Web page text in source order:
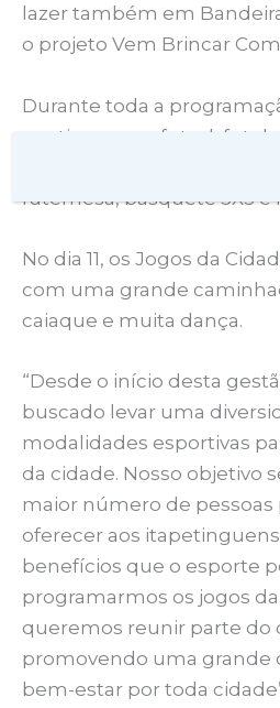
lazer também em
o projeto Vem Brincar
Durante toda a
continua com futsal,
futemesa, basquete 3X3 e
No dia 11, os Jogos da
com uma grande
caiaque e muita dança.
“Desde o início desta
buscado levar uma
modalidades esportivas
da cidade. Nosso objetivo
maior número de pessoas
oferecer aos
benefícios que o esporte
programarmos os jogos
queremos reunir parte do
promovendo uma grande
bem-estar por toda